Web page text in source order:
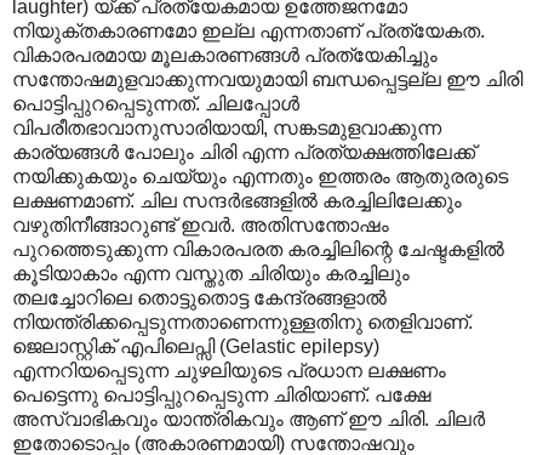
laughter) യ്ക്ക് പ്രത്യേകമായ ഉത്തേജനമോ
നിയുക്തകാരണമോ ഇല്ല എന്നതാണ് പ്രത്യേകത.
വികാരപരമായ മൂലകാരണങ്ങൾ പ്രത്യേകിച്ചും
സന്തോഷമുളവാക്കുന്നവയുമായി ബന്ധപ്പെട്ടല്ല ഈ ചിരി
പൊട്ടിപ്പുറപ്പെടുന്നത്. ചിലപ്പോൾ
വിപരീതഭാവാനുസാരിയായി, സങ്കടമുളവാക്കുന്ന
കാര്യങ്ങൾ പോലും ചിരി എന്ന പ്രത്യക്ഷത്തിലേക്ക്
നയിക്കുകയും ചെയ്യും എന്നതും ഇത്തരം ആതുരരുടെ
ലക്ഷണമാണ്. ചില സന്ദർഭങ്ങളിൽ കരച്ചിലിലേക്കും
വഴുതിനീങ്ങാറുണ്ട് ഇവർ. അതിസന്തോഷം
പുറത്തെടുക്കുന്ന വികാരപരത കരച്ചിലിന്റെ ചേഷ്ടകളിൽ
കൂടിയാകാം എന്ന വസ്തുത ചിരിയും കരച്ചിലും
തലച്ചോറിലെ തൊട്ടുതൊട്ട കേന്ദ്രങ്ങളാൽ
നിയന്ത്രിക്കപ്പെടുന്നതാണെന്നുള്ളതിനു തെളിവാണ്.
ജെലാസ്റ്റിക് എപിലെപ്സി (Gelastic epilepsy)
എന്നറിയപ്പെടുന്ന ചുഴലിയുടെ പ്രധാന ലക്ഷണം
പെട്ടെന്നു പൊട്ടിപ്പുറപ്പെടുന്ന ചിരിയാണ്. പക്ഷേ
അസ്വാഭികവും യാന്ത്രികവും ആണ് ഈ ചിരി. ചിലർ
ഇതോടൊപ്പം (അകാരണമായി) സന്തോഷവും